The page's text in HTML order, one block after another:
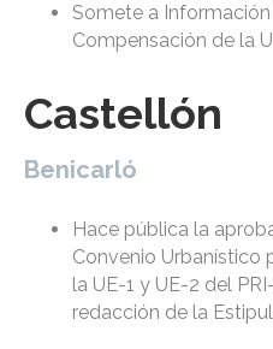
Somete a
Compensación de la
Castellón
Benicarló
Hace pública la
Convenio Urbanístico
la UE-1 y UE-2 del
redacción de la